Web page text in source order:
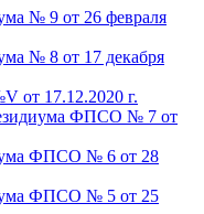
№ 9 от 26 февраля
№ 8 от 17 декабря
от 17.12.2020 г.
ФПСО № 7 от
ФПСО № 6 от 28
ФПСО № 5 от 25